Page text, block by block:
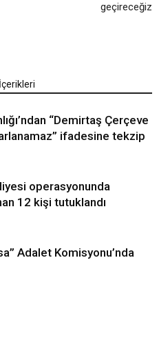
geçireceğiz
“Demirtaş Çerçeve
ifadesine tekzip
operasyonunda
12 kişi tutuklandı
Adalet Komisyonu’nda